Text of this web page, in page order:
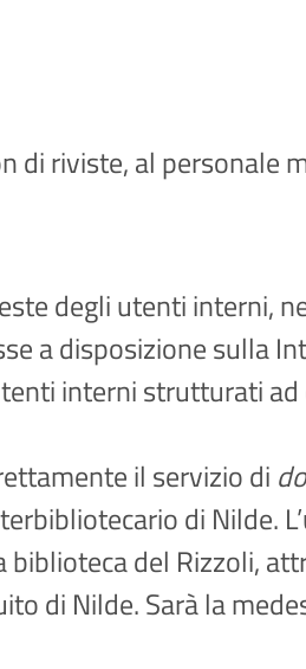
di riviste, al personale
degli utenti interni,
a disposizione sulla
interni strutturati
il servizio di
di Nilde.
del Rizzoli,
di Nilde. Sarà la